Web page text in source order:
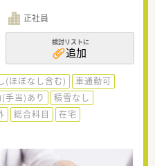
正社員
検討リストに
追加
(ほぼなし含む)
車通勤可
手当)あり
積雪なし
総合科目
在宅